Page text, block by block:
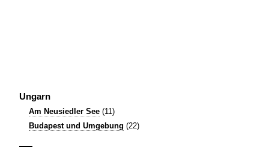
Ungarn
Am Neusiedler See (11)
Budapest und Umgebung (22)